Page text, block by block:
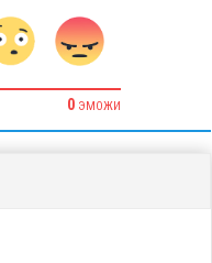
0 ЭМОЖИ